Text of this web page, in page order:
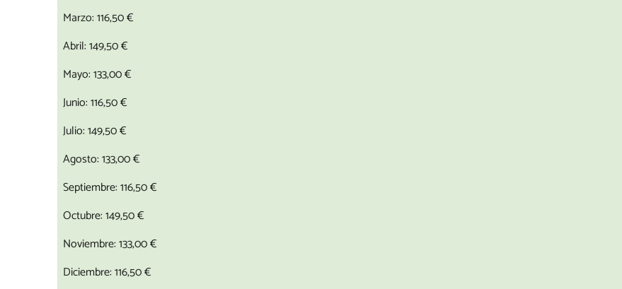
Marzo: 116,50 €
Abril: 149,50 €
Mayo: 133,00 €
Junio: 116,50 €
Julio: 149,50 €
Agosto: 133,00 €
Septiembre: 116,50 €
Octubre: 149,50 €
Noviembre: 133,00 €
Diciembre: 116,50 €